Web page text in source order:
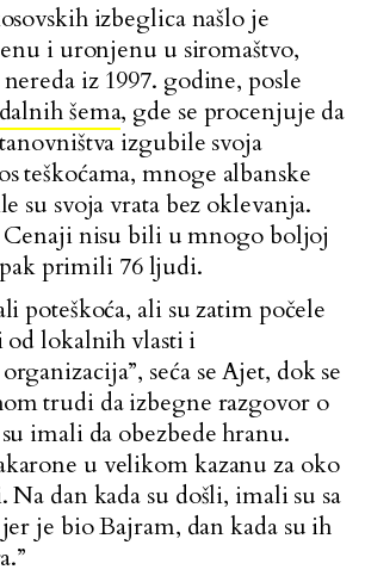
izbeglica našlo je
i uronjenu u siromaštvo,
iz 1997. godine, posle
šema, gde se procenjuje da
izgubile svoja
teškoćama, mnoge albanske
su svoja vrata bez oklevanja.
nisu bili u mnogo boljoj
primili 76 ljudi.
poteškoća, ali su zatim počele
od lokalnih vlasti i
seća se Ajet, dok se
trudi da izbegne razgovor o
imali da obezbede hranu.
u velikom kazanu za oko
Na dan kada su došli, imali su sa
je bio Bajram, dan kada su ih